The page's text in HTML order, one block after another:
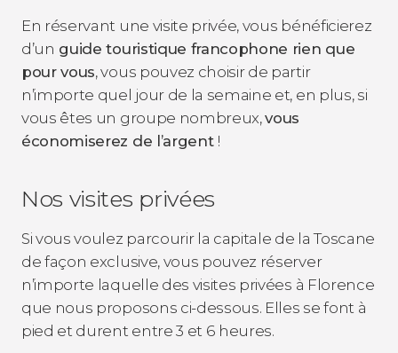
En réservant une visite privée, vous bénéficierez
d’un guide touristique francophone rien que
pour vous, vous pouvez choisir de partir
n’importe quel jour de la semaine et, en plus, si
vous êtes un groupe nombreux,vous
économiserez de l’argent !
Nos visites privées
Si vous voulez parcourir la capitale de la Toscane
de façon exclusive, vous pouvez réserver
n’importe laquelle des visites privées à Florence
que nous proposons ci-dessous. Elles se font à
pied et durent entre 3 et 6 heures.